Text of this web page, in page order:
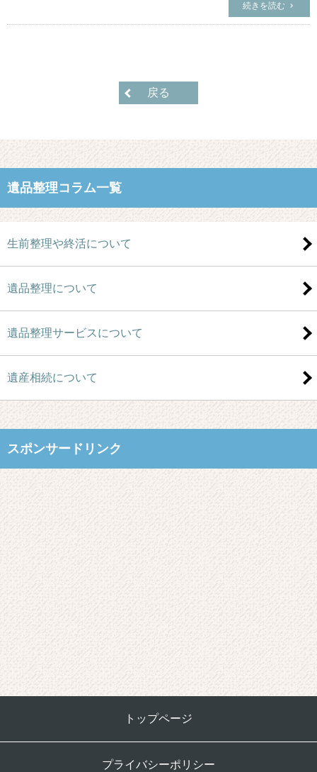
続きを読む
戻る
遺品整理コラム一覧
生前整理や終活について
遺品整理について
遺品整理サービスについて
遺産相続について
スポンサードリンク
トップページ
プライバシーポリシー